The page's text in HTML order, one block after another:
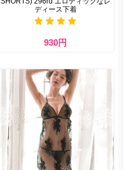
ディース下着
930円